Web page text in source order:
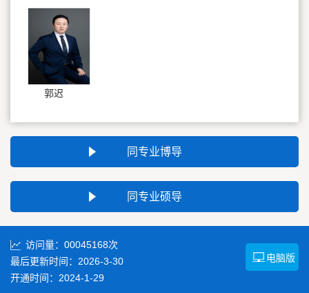
郭迟
同专业博导
同专业硕导
访问量： 00045168次
最后更新时间： 2026-3-30
开通时间： 2024-1-29
电脑版